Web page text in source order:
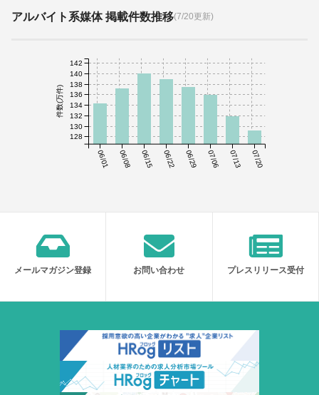
アルバイト系媒体 掲載件数推移(7/20更新)
06/01 06/08 06/15 06/22 06/29 07/06 07/13 07/20
件数(万件)
128
130
132
134
136
138
140
142
メールマガジン登録 お問い合わせ プレスリリース受付